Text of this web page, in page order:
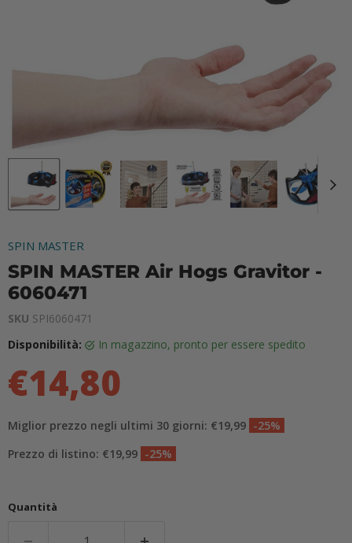
SPIN MASTER
SPIN MASTER Air Hogs Gravitor -
6060471
SKU SPI6060471
Disponibilità:
in magazzino, pronto per essere spedito
€14,80
Miglior prezzo negli ultimi 30 giorni: €19,99 -25%
Prezzo di listino: €19,99 -25%
Quantità